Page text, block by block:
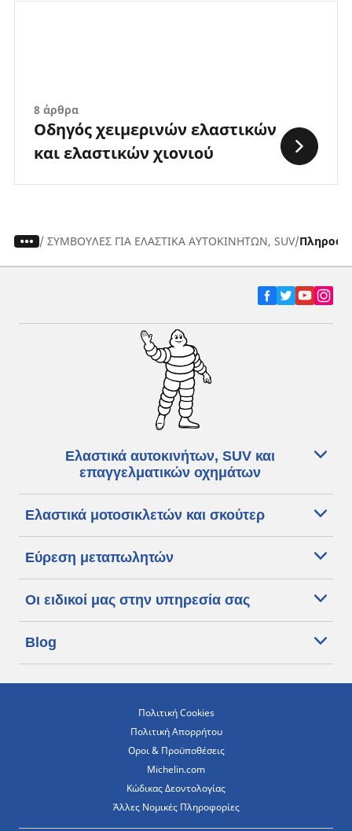
8 άρθρα
Οδηγός χειμερινών ελαστικών
και ελαστικών χιονιού
/ ΣΥΜΒΟΥΛΕΣ ΓΙΑ ΕΛΑΣΤΙΚΑ ΑΥΤΟΚΙΝΗΤΩΝ, SUV
Ελαστικά αυτοκινήτων, SUV και
επαγγελματικών οχημάτων
Ελαστικά μοτοσικλετών και σκούτερ
Εύρεση μεταπωλητών
Οι ειδικοί μας στην υπηρεσία σας
Blog
Πολιτική Cookies
Πολιτική Απορρήτου
Οροι & Προϋποθέσεις
Michelin.com
Κώδικας Δεοντολογίας
Άλλες Νομικές Πληροφορίες